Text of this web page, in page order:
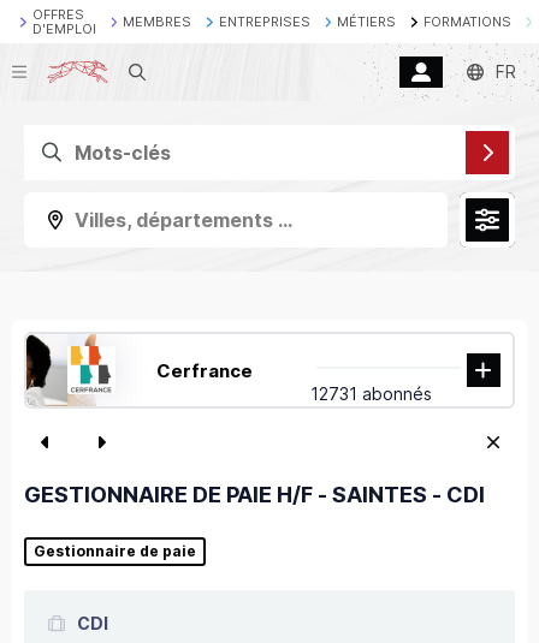
OFFRES
D'EMPLOI
MEMBRES ENTREPRISES MÉTIERS FORMATIONS
Recherche FR
Villes, départements ...
Cerfrance
12731 abonnés
GESTIONNAIRE DE PAIE H/F - SAINTES - CDI
Gestionnaire de paie
CDI